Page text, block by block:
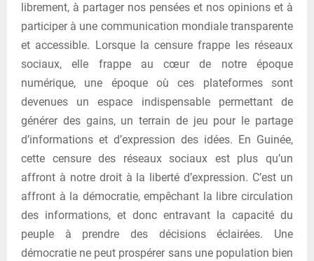
librement, à partager nos pensées et nos opinions et à
participer à une communication mondiale transparente
et accessible. Lorsque la censure frappe les réseaux
sociaux, elle frappe au cœur de notre époque
numérique, une époque où ces plateformes sont
devenues un espace indispensable permettant de
générer des gains, un terrain de jeu pour le partage
d’informations et d’expression des idées. En Guinée,
cette censure des réseaux sociaux est plus qu’un
affront à notre droit à la liberté d’expression. C’est un
affront à la démocratie, empêchant la libre circulation
des informations, et donc entravant la capacité du
peuple à prendre des décisions éclairées. Une
démocratie ne peut prospérer sans une population bien